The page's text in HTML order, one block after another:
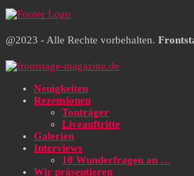
@2023 - Alle Rechte vorbehalten.
Neuigkeiten
Rezensionen
Tonträger
Liveauftritte
Galerien
Interviews
10 Wunderfragen an …
Wir präsentieren